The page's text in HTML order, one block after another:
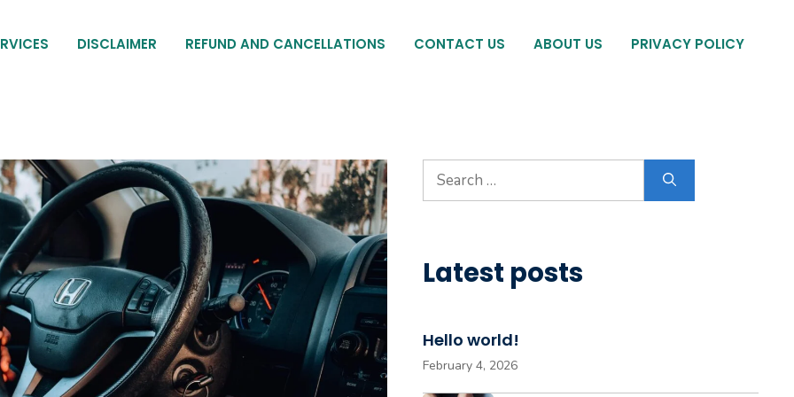
DISCLAIMER REFUND AND CANCELLATIONS CONTACT US ABOUT US PRIVACY POLICY
Search
for:
Latest posts
Hello world!
February 4, 2026